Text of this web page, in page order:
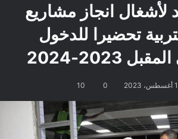
لأشغال انجاز مشاريع
تحضيرا للدخول
2023-2024
0
10